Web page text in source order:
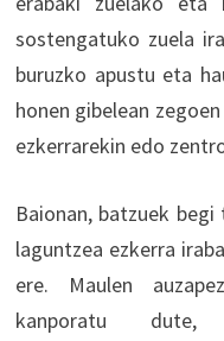
sostengatuko zuela
buruzko apustu eta
honen gibelean
ezkerrarekin edo
Baionan, batzuek
laguntzea ezkerra
ere. Maulen
kanporatu dute,